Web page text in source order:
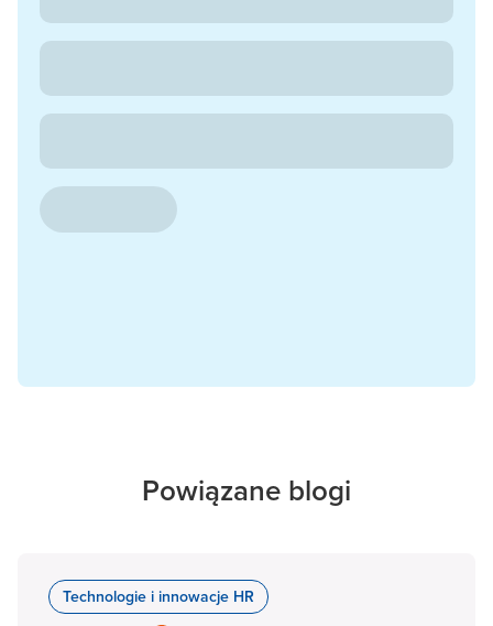
Powiązane blogi
Technologie i innowacje HR